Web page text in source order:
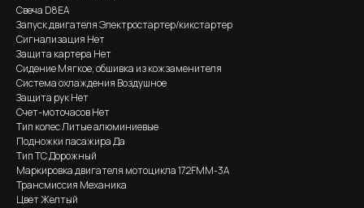
Свеча D8EA
Запуск двигателя Электростартер/кикстартер
Сигнализация Нет
Защита картера Нет
Сидение Мягкое, обшивка из кожзаменителя
Система охлаждения Воздушное
Защита рук Нет
Счет-моточасов Нет
Тип колес Литые алюминиевые
Подножки пасажира Да
Тип ТС Дорожный
Маркировка двигателя мотоцикла 172FMM-3A
Трансмиссия Механика
Цвет Желтый